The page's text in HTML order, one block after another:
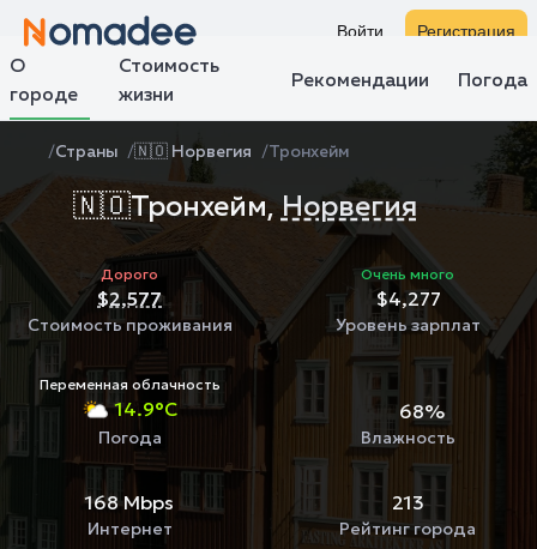
Войти
Регистрация
О
городе
Стоимость
жизни
Рекомендации Погода
Страны 🇳🇴 Норвегия Тронхейм
🇳🇴Тронхейм, Норвегия
Дорого
$2,577
Стоимость проживания
Очень много
$4,277
Уровень зарплат
Переменная облачность
14.9°C
Погода
68%
Влажность
168 Mbps
Интернет
213
Рейтинг города